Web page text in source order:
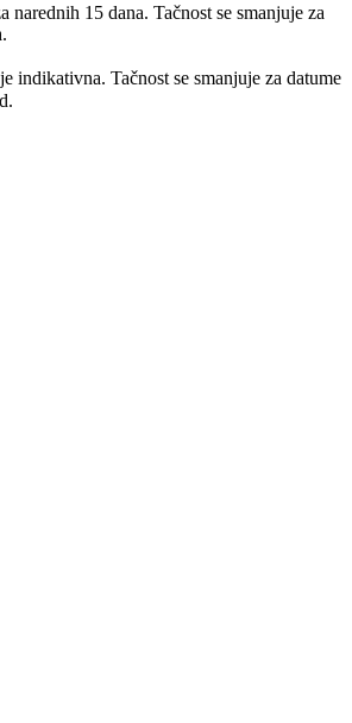
narednih 15 dana. Tačnost se smanjuje za
indikativna. Tačnost se smanjuje za datume